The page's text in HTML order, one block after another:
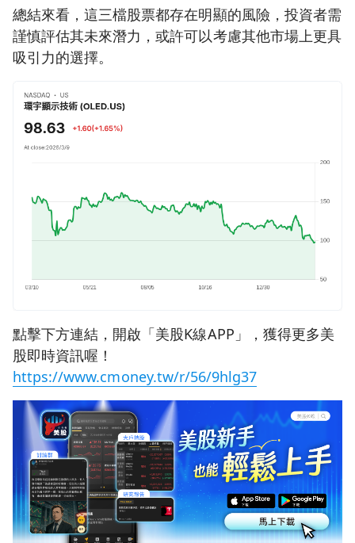
總結來看，這三檔股票都存在明顯的風險，投資者需
謹慎評估其未來潛力，或許可以考慮其他市場上更具
吸引力的選擇。
點擊下方連結，開啟「美股K線APP」，獲得更多美
股即時資訊喔！
https://www.cmoney.tw/r/56/9hlg37